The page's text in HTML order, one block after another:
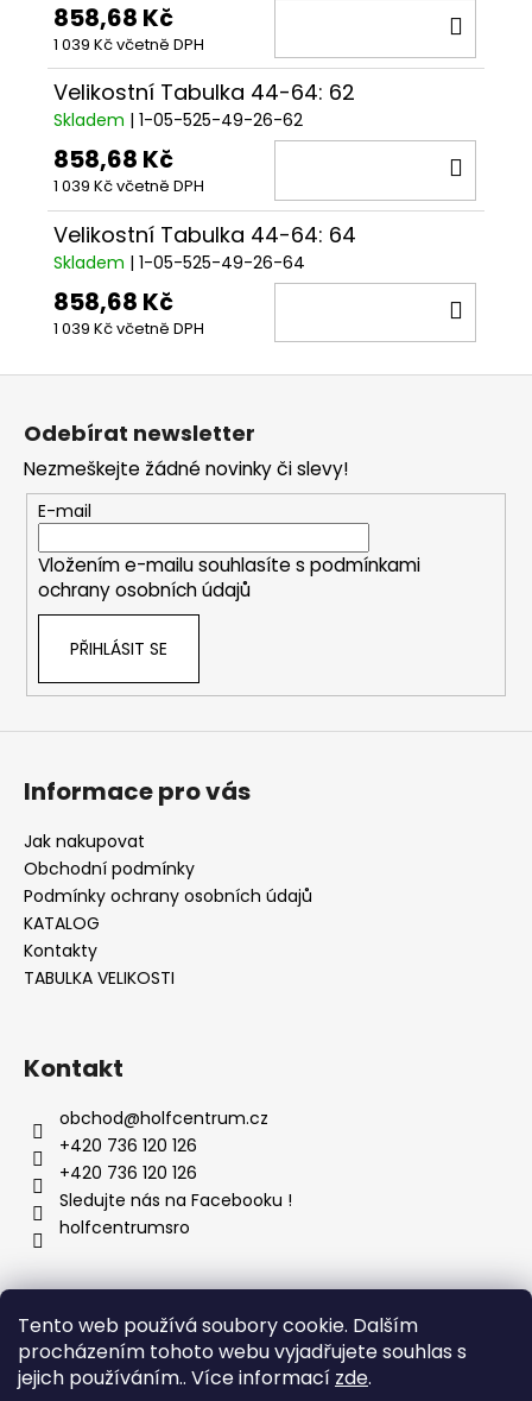
Tento web používá soubory cookie. Dalším
procházením tohoto webu vyjadřujete souhlas s
jejich používáním.. Více informací zde.
858,68 Kč
1 039 Kč včetně DPH
Velikostní Tabulka 44-64: 62
Skladem | 1-05-525-49-26-62
858,68 Kč
1 039 Kč včetně DPH
Velikostní Tabulka 44-64: 64
Skladem | 1-05-525-49-26-64
858,68 Kč
1 039 Kč včetně DPH
Z
Odebírat newsletter
Nezmeškejte žádné novinky či slevy!
E-mail
Vložením e-mailu souhlasíte s podmínkami
ochrany osobních údajů
PŘIHLÁSIT SE
Informace pro vás
Jak nakupovat
Obchodní podmínky
Podmínky ochrany osobních údajů
KATALOG
Kontakty
TABULKA VELIKOSTI
Kontakt
obchod@holfcentrum.cz
+420 736 120 126
+420 736 120 126
Sledujte nás na Facebooku !
holfcentrumsro